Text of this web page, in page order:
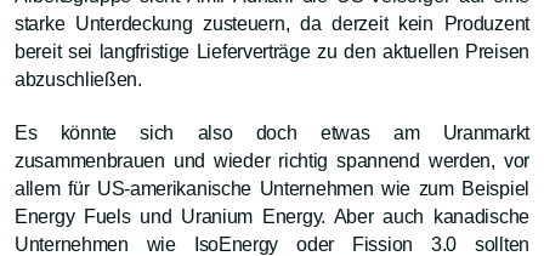
starke Unterdeckung zusteuern, da derzeit kein Produzent
bereit sei langfristige Lieferverträge zu den aktuellen Preisen
abzuschließen.
Es könnte sich also doch etwas am Uranmarkt
zusammenbrauen und wieder richtig spannend werden, vor
allem für US-amerikanische Unternehmen wie zum Beispiel
Energy Fuels und Uranium Energy. Aber auch kanadische
Unternehmen wie IsoEnergy oder Fission 3.0 sollten